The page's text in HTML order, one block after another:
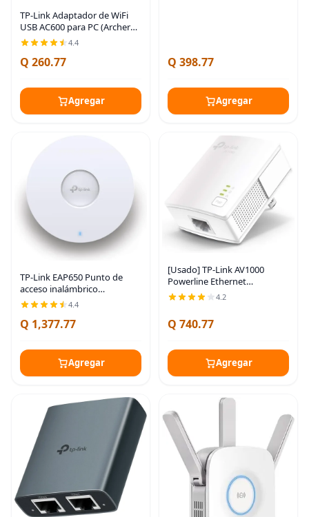
TP-Link Adaptador de WiFi
USB AC600 para PC (Archer
T2U PLUS) - Adaptador de
red inalámbrica para
escritorio con 2.4GHz, antena
4.4
Q 260.77
Agregar
Q 398.77
Agregar
TP-Link EAP650 Punto de
acceso inalámbrico
ultradelgado | Omada True
de corriente incluido | Malla,
4.4
Q 1,377.77
Agregar
[Usado] TP-Link AV1000
Powerline Ethernet
adaptador (TL-PA7017) -
Puerto Gigabit, enchufe y
potencia, tamaño nano,
4.2
Q 740.77
Agregar